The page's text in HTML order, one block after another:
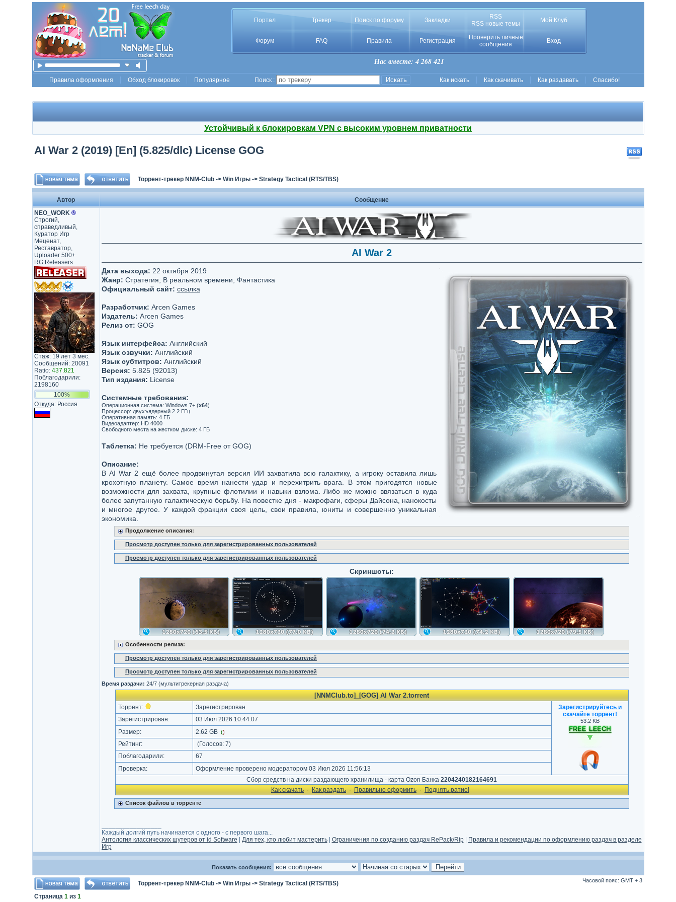
Портал Трекер Поиск по форуму Закладки
RSS
RSS новые темы
Мой Клуб
Форум FAQ Правила Регистрация
Проверить личные
сообщения
Вход
Нас вместе: 4 268 421
Правила оформления Обход блокировок Популярное Поиск : Как искать Как скачивать Как раздавать Спасибо!
Устойчивый к блокировкам VPN с высоким уровнем приватности
AI War 2 (2019) [En] (5.825/dlc) License GOG
Торрент-трекер NNM-Club-> Win Игры-> Strategy Tactical (RTS/TBS)
Автор
Сообщение
NEO_WORK ®
Строгий,
справедливый,
Куратор Игр
Меценат,
Реставратор,
Uploader 500+
RG Releasers
Стаж: 19 лет 3 мес.
Сообщений: 20091
Ratio: 437.821
Поблагодарили:
2198160
100%
Откуда: Россия
AI War 2
Дата выхода: 22 октября 2019
Жанр: Стратегия, В реальном времени, Фантаcтика
Официальный сайт: ссылка
Разработчик: Arcen Games
Издатель: Arcen Games
Релиз от: GOG
Язык интерфейса: Английский
Язык озвучки: Английский
Язык субтитров: Английский
Версия: 5.825 (92013)
Тип издания: License
Системные требования:
Операционная система: Windows 7+ (х64)
Процессор: двухъядерный 2.2 ГГц
Оперативная память: 4 ГБ
Видеоадаптер: HD 4000
Свободного места на жестком диске: 4 ГБ
Таблетка: Не требуется (DRM-Free от GOG)
Описание:
В AI War 2 ещё более продвинутая версия ИИ захватила всю галактику, а игроку оставила лишь
крохотную планету. Самое время нанести удар и перехитрить врага. В этом пригодятся новые
возможности для захвата, крупные флотилии и навыки взлома. Либо же можно ввязаться в куда
более запутанную галактическую борьбу. На повестке дня - макрофаги, сферы Дайсона, нанокосты
и многое другое. У каждой фракции своя цель, свои правила, юниты и совершенно уникальная
экономика.
Продолжение описания:
Просмотр доступен только для зарегистрированных пользователей
Просмотр доступен только для зарегистрированных пользователей
Скриншоты:
Особенности релиза:
Просмотр доступен только для зарегистрированных пользователей
Просмотр доступен только для зарегистрированных пользователей
Время раздачи: 24/7 (мультитрекерная раздача)
[NNMClub.to]_[GOG] AI War 2.torrent
Торрент: Зарегистрирован
Зарегистрируйтесь и
скачайте торрент!
53.2 KB
Зарегистрирован:
03 Июл 2026 10:44:07
Размер:
2.62 GB ()
Рейтинг: (Голосов: 7)
Поблагодарили:
67
Проверка:
Оформление проверено модератором 03 Июл 2026 11:56:13
Сбор средств на диски раздающего хранилища - карта Ozon Банка 2204240182164691
Как cкачать · Как раздать · Правильно оформить · Поднять ратио!
Список файлов в торренте
Каждый долгий путь начинается с одного - с первого шага...
Антология классических шутеров от id Software
Для тех, кто любит мастерить| Ограничения по созданию раздач RePack/Rip|
Правила и рекомендации по оформлению раздач в разделе
Игр
Показать сообщения:
Торрент-трекер NNM-Club-> Win Игры-> Strategy Tactical (RTS/TBS) Часовой пояс: GMT + 3
Страница 1из 1